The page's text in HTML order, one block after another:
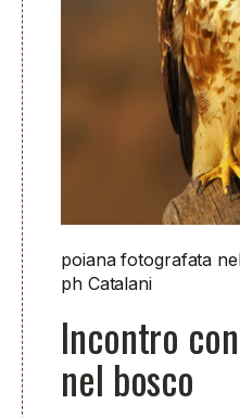
poiana fotografata
ph Catalani
Incontro
nel bosco